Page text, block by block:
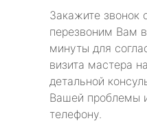
Закажите звонок
перезвоним Вам
минуты для
визита мастера
детальной
Вашей проблемы
телефону.